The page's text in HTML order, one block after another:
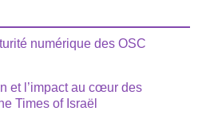
numérique des OSC
et l’impact au cœur des
Times of Israël